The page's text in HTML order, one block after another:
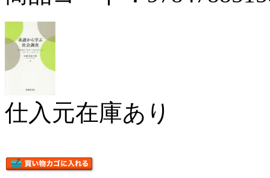
仕入元在庫あり